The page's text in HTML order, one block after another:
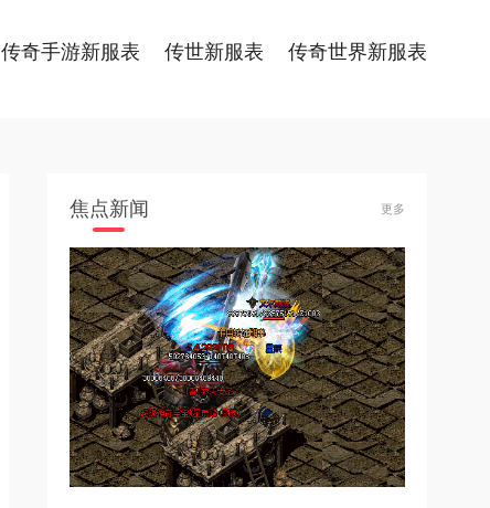
传奇手游新服表 传世新服表 传奇世界新服表
焦点新闻 更多